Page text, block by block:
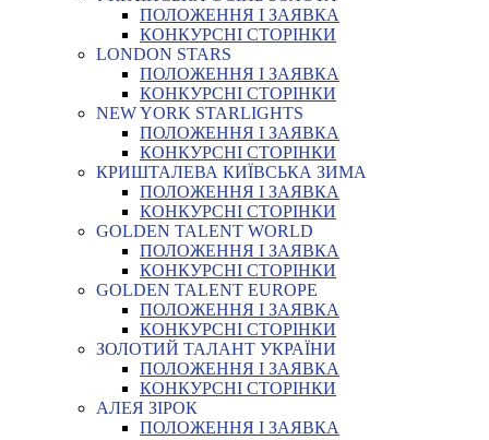
ПОЛОЖЕННЯ І ЗАЯВКА
КОНКУРСНІ СТОРІНКИ
LONDON STARS
ПОЛОЖЕННЯ І ЗАЯВКА
КОНКУРСНІ СТОРІНКИ
NEW YORK STARLIGHTS
ПОЛОЖЕННЯ І ЗАЯВКА
КОНКУРСНІ СТОРІНКИ
КРИШТАЛЕВА КИЇВСЬКА ЗИМА
ПОЛОЖЕННЯ І ЗАЯВКА
КОНКУРСНІ СТОРІНКИ
GOLDEN TALENT WORLD
ПОЛОЖЕННЯ І ЗАЯВКА
КОНКУРСНІ СТОРІНКИ
GOLDEN TALENT EUROPE
ПОЛОЖЕННЯ І ЗАЯВКА
КОНКУРСНІ СТОРІНКИ
ЗОЛОТИЙ ТАЛАНТ УКРАЇНИ
ПОЛОЖЕННЯ І ЗАЯВКА
КОНКУРСНІ СТОРІНКИ
АЛЕЯ ЗІРОК
ПОЛОЖЕННЯ І ЗАЯВКА